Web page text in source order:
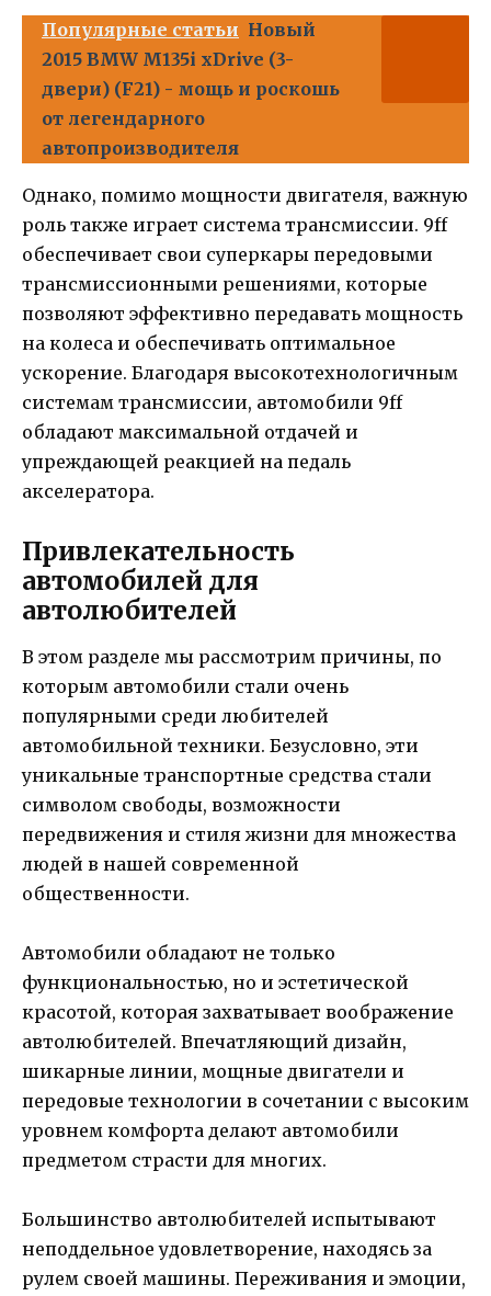
Популярные статьи Новый
2015 BMW M135i xDrive (3-
двери) (F21) - мощь и роскошь
от легендарного
автопроизводителя
Однако, помимо мощности двигателя, важную
роль также играет система трансмиссии. 9ff
обеспечивает свои суперкары передовыми
трансмиссионными решениями, которые
позволяют эффективно передавать мощность
на колеса и обеспечивать оптимальное
ускорение. Благодаря высокотехнологичным
системам трансмиссии, автомобили 9ff
обладают максимальной отдачей и
упреждающей реакцией на педаль
акселератора.
Привлекательность
автомобилей для
автолюбителей
В этом разделе мы рассмотрим причины, по
которым автомобили стали очень
популярными среди любителей
автомобильной техники. Безусловно, эти
уникальные транспортные средства стали
символом свободы, возможности
передвижения и стиля жизни для множества
людей в нашей современной
общественности.
Автомобили обладают не только
функциональностью, но и эстетической
красотой, которая захватывает воображение
автолюбителей. Впечатляющий дизайн,
шикарные линии, мощные двигатели и
передовые технологии в сочетании с высоким
уровнем комфорта делают автомобили
предметом страсти для многих.
Большинство автолюбителей испытывают
неподдельное удовлетворение, находясь за
рулем своей машины. Переживания и эмоции,